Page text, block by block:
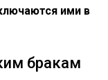
ими в
бракам